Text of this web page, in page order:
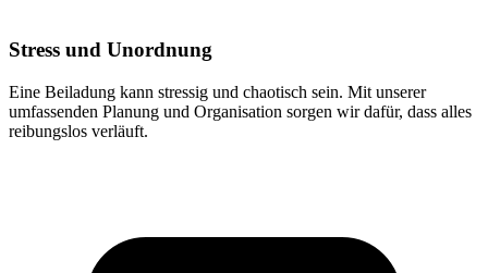
Stress und Unordnung
Eine Beiladung kann stressig und chaotisch sein. Mit unserer
umfassenden Planung und Organisation sorgen wir dafür, dass alles
reibungslos verläuft.